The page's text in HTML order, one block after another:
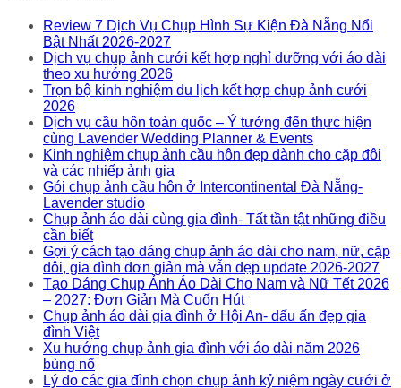
Review 7 Dịch Vụ Chụp Hình Sự Kiện Đà Nẵng Nổi
Bật Nhất 2026-2027
Dịch vụ chụp ảnh cưới kết hợp nghỉ dưỡng với áo dài
theo xu hướng 2026
Trọn bộ kinh nghiệm du lịch kết hợp chụp ảnh cưới
2026
Dịch vụ cầu hôn toàn quốc – Ý tưởng đến thực hiện
cùng Lavender Wedding Planner & Events
Kinh nghiệm chụp ảnh cầu hôn đẹp dành cho cặp đôi
và các nhiếp ảnh gia
Gói chụp ảnh cầu hôn ở Intercontinental Đà Nẵng-
Lavender studio
Chụp ảnh áo dài cùng gia đình- Tất tần tật những điều
cần biết
Gợi ý cách tạo dáng chụp ảnh áo dài cho nam, nữ, cặp
đôi, gia đình đơn giản mà vẫn đẹp update 2026-2027
Tạo Dáng Chụp Ảnh Áo Dài Cho Nam và Nữ Tết 2026
– 2027: Đơn Giản Mà Cuốn Hút
Chụp ảnh áo dài gia đình ở Hội An- dấu ấn đẹp gia
đình Việt
Xu hướng chụp ảnh gia đình với áo dài năm 2026
bùng nổ
Lý do các gia đình chọn chụp ảnh kỷ niệm ngày cưới ở